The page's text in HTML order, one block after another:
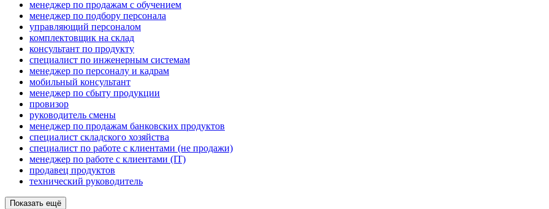
менеджер по продажам с обучением
менеджер по подбору персонала
управляющий персоналом
комплектовщик на склад
консультант по продукту
специалист по инженерным системам
менеджер по персоналу и кадрам
мобильный консультант
менеджер по сбыту продукции
провизор
руководитель смены
менеджер по продажам банковских продуктов
специалист складского хозяйства
специалист по работе с клиентами (не продажи)
менеджер по работе с клиентами (IT)
продавец продуктов
технический руководитель
Показать ещё